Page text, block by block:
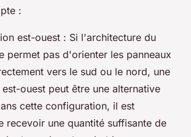
:
est-ouest : Si l'architecture du
permet pas d'orienter les panneaux
vers le sud ou le nord, une
ouest peut être une alternative
cette configuration, il est
recevoir une quantité suffisante de